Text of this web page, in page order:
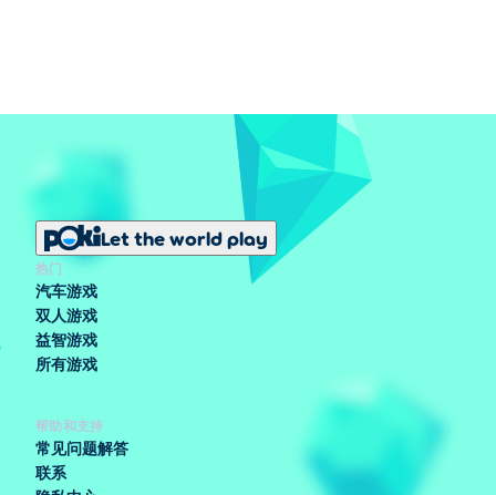
Let the world play
热门
汽车游戏
双人游戏
益智游戏
所有游戏
帮助和支持
常见问题解答
联系